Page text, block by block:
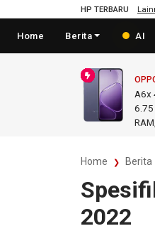
HP TERBARU
Home Berita AI
A6x
6.75
RAM
Home Berita
2022